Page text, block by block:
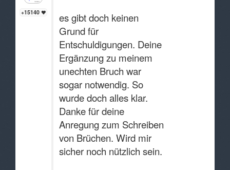
+15140
es gibt doch keinen
Grund für
Entschuldigungen. Deine
Ergänzung zu meinem
unechten Bruch war
sogar notwendig. So
wurde doch alles klar.
Danke für deine
Anregung zum Schreiben
von Brüchen. Wird mir
sicher noch nützlich sein.